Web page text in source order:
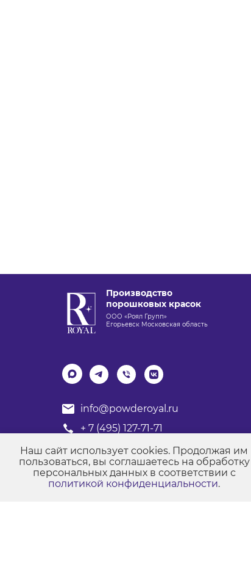
Производство
порошковых красок
ООО «Роял Групп»
Егорьевск Московская область
info@powderoyal.ru
+ 7 (495) 127-71-71
График работы: Пн-Пт
Время работы: с 8:00 до 17:00
© Порошковые краски "Роял Групп" 2017-2026
Наш сайт использует cookies. Продолжая им
пользоваться, вы соглашаетесь на обработку
персональных данных в соответствии с
политикой конфиденциальности.